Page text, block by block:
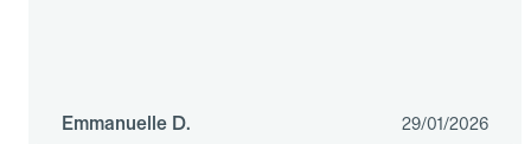
Emmanuelle D. 29/01/2026